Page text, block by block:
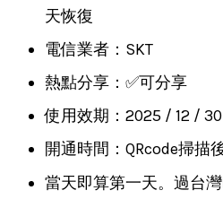
天恢復
電信業者：SKT
熱點分享：✅可分享
使用效期：2025 / 12 / 30
開通時間：QRcode掃描
當天即算第一天。過台